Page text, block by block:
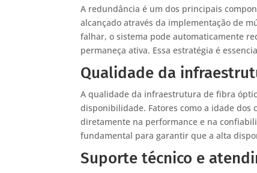
A redundância é um dos principais
alcançado através da implementação de
falhar, o sistema pode automaticamente
permaneça ativa. Essa estratégia é
Qualidade da
A qualidade da infraestrutura de fibra
disponibilidade. Fatores como a idade
diretamente na performance e na
fundamental para garantir que a alta
Suporte técnico e